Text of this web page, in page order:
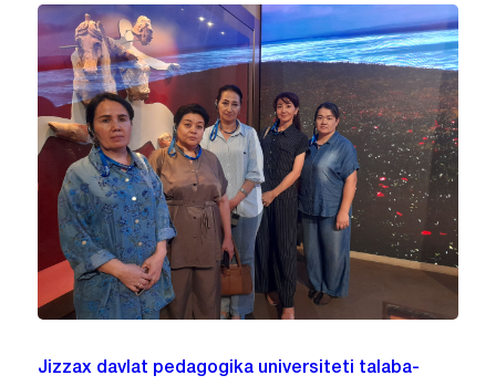
Jizzax davlat pedagogika universiteti talaba-